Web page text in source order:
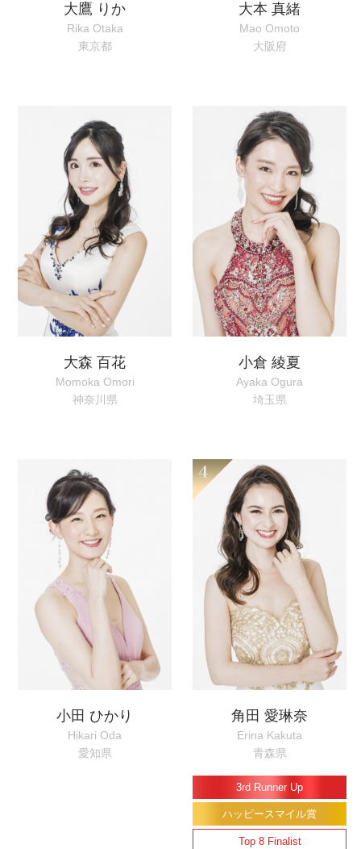
大鷹 りか
Rika Otaka
東京都
大本 真緒
Mao Omoto
大阪府
大森 百花
Momoka Omori
神奈川県
小倉 綾夏
Ayaka Ogura
埼玉県
小田 ひかり
Hikari Oda
愛知県
角田 愛琳奈
Erina Kakuta
青森県
3rd Runner Up
ハッピースマイル賞
Top 8 Finalist